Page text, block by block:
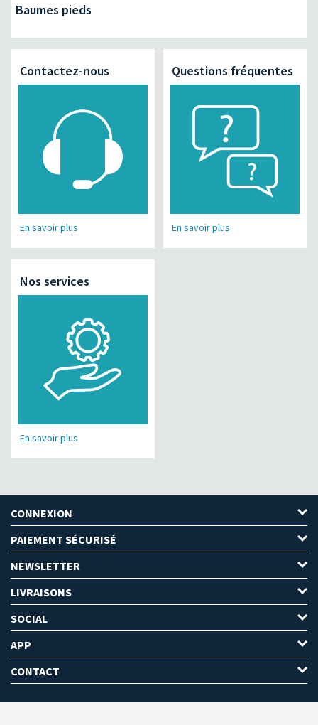
Baumes pieds
Contactez-nous
En savoir plus
Questions fréquentes
En savoir plus
Nos services
En savoir plus
CONNEXION
PAIEMENT SÉCURISÉ
NEWSLETTER
LIVRAISONS
SOCIAL
APP
CONTACT